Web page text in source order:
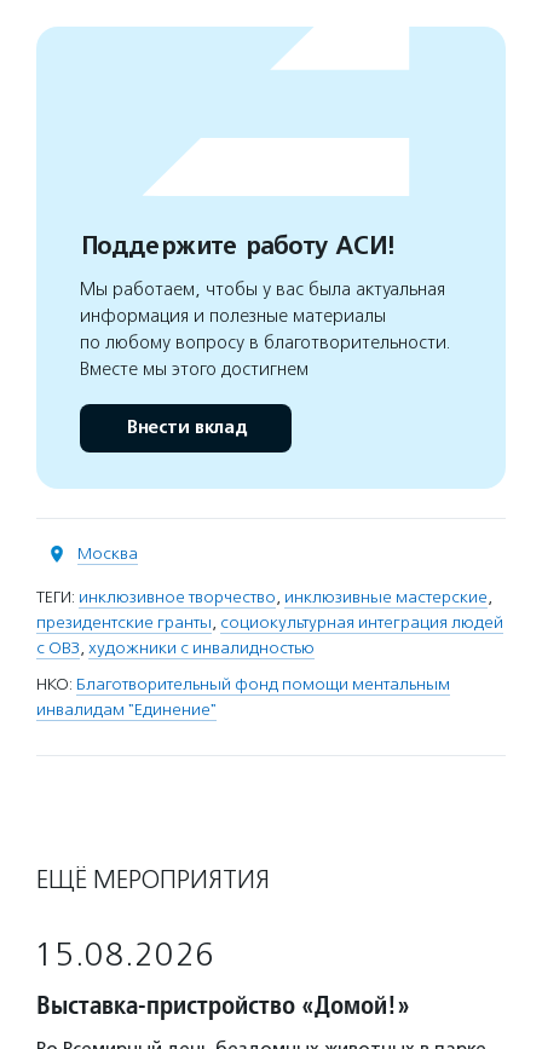
Поддержите работу АСИ!
Мы работаем, чтобы у вас была актуальная
информация и полезные материалы
по любому вопросу в благотворительности.
Вместе мы этого достигнем
Внести вклад
Москва
ТЕГИ: инклюзивное творчество, инклюзивные мастерские,
президентские гранты, социокультурная интеграция людей
с ОВЗ, художники с инвалидностью
НКО: Благотворительный фонд помощи ментальным
инвалидам "Единение"
ЕЩЁ МЕРОПРИЯТИЯ
15.08.2026
Выставка-пристройство «Домой!»